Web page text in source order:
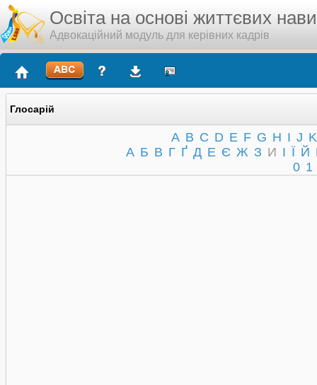
Освіта на основі життєвих
Адвокаційний модуль для керівних кадрів
Глосарій
A B C D E F G H I J K
А Б В Г Ґ Д Е Є Ж З И І Ї Й
0 1